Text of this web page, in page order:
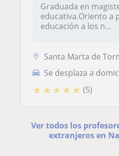
Graduada en
educativa.Oriento a
educación a los n...
Santa Marta de Tormes, Cabrerizos,
Se desplaza a
★ ★ ★ ★ ★ (5)
Ver todos los
extranjeros en